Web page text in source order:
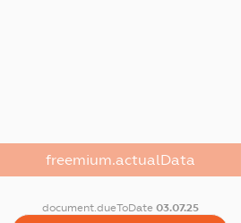
freemium.actualData
document.dueToDate 03.07.25